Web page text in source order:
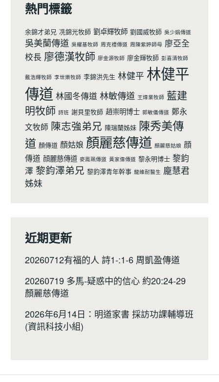
熱門標籤
余錦才弟兄 冼錦光牧師 劉卓輝牧師 劉國威牧師 吳少娟傳道
吳美蘭傳道 吳耀基牧師 周克禮傳道 周陳紫婷師母 廖亞全
校長 廖德漢牧師 廖金源牧師 廖金輝牧師 彭喜清牧師
戴浩輝牧師 李世樂牧師 李錦洪先生 林健平 林健平
傳道 林國冬傳道 林敏傳道 王煒業牧師 藍建
明牧師 詩班 謝貝里牧師 趙崇明博士 郭敏儀傳道 鄭永
文牧師 陳志強弟兄 陳瑞蘭姊妹 陳秀美傳
道 顏傳道 顏姑娘 顏麗慈傳道 顏麗慈姑娘 顔
傳道 顔麗慈傳道 麥鳯珮傳道 黃家偉傳道 黎永明博士 黎鈞
澤 黎鈞澤弟兄 黎鈞澤青年幹事 龍維耐醫生 龐慧君
姊妹
近期更新
20260712有福的人 詩1-:1-6 周凱盈傳道
20260719 多馬-疑惑中的信心 約20:24-29
顏麗慈傳道
2026年6月14日：明道家書 採訪功課輔導班
(資訊科技小組)